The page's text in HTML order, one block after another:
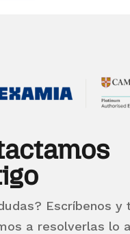
Escríbenos y
a resolverlas lo